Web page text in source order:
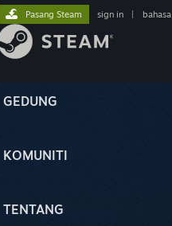
GEDUNG
KOMUNITI
TENTANG
Pasang Steam sign in bahasa